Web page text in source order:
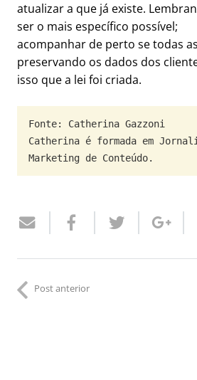
atualizar a que já existe.
ser o mais específico possível;
acompanhar de perto se todas
preservando os dados dos
isso que a lei foi criada.
Fonte: Catherina Gazzoni
Catherina é formada em
Marketing de Conteúdo.
Post anterior